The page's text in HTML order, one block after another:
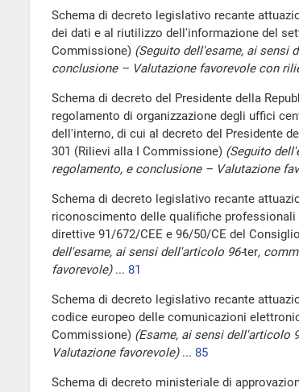
Schema di decreto legislativo recante
dei dati e al riutilizzo dell'informazione del
Commissione) (Seguito dell'esame, ai sensi
conclusione – Valutazione favorevole con
Schema di decreto del Presidente della
regolamento di organizzazione degli uffici
dell'interno, di cui al decreto del Presidente
301 (Rilievi alla I Commissione) (Seguito
regolamento, e conclusione – Valutazione
Schema di decreto legislativo recante
riconoscimento delle qualifiche
direttive 91/672/CEE e 96/50/CE del
dell'esame, ai sensi dell'articolo 96-ter,
favorevole)... 81
Schema di decreto legislativo recante
codice europeo delle comunicazioni
Commissione) (Esame, ai sensi dell'articolo
Valutazione favorevole)... 85
Schema di decreto ministeriale di